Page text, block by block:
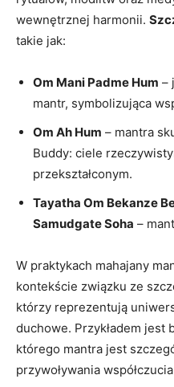
wewnętrznej harmonii.
takie jak:
Om Mani Padme ⁢Hum –
⁤mantr, symbolizująca
Om Ah ‍Hum – mantra
Buddy: ciele
przekształconym.
Tayatha Om Bekanze
Samudgate Soha –
W praktykach mahajany
kontekście⁤ związku ze
którzy reprezentują
duchowe. ‌Przykładem jest
którego mantra jest
przywoływania‍